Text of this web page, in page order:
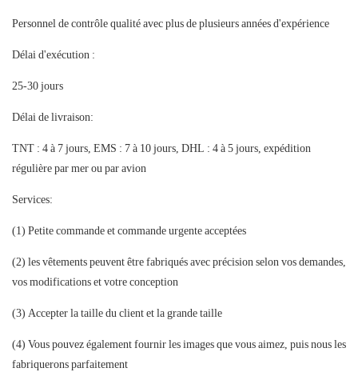
Personnel de contrôle qualité avec plus de plusieurs années d'expérience
Délai d'exécution :
25-30 jours
Délai de livraison:
TNT : 4 à 7 jours, EMS : 7 à 10 jours, DHL : 4 à 5 jours, expédition
régulière par mer ou par avion
Services:
(1) Petite commande et commande urgente acceptées
(2) les vêtements peuvent être fabriqués avec précision selon vos demandes,
vos modifications et votre conception
(3) Accepter la taille du client et la grande taille
(4) Vous pouvez également fournir les images que vous aimez, puis nous les
fabriquerons parfaitement